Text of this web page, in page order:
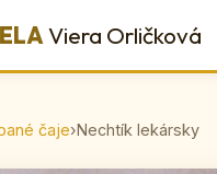
Viera Orličková
čaje›Nechtík lekársky